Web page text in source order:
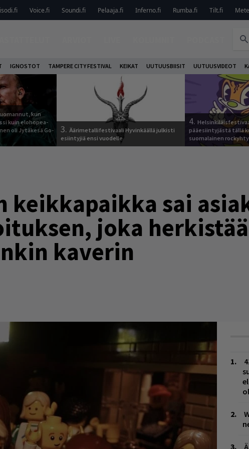
Voice.fi Soundi.fi Pelaaja.fi Inferno.fi Rumba.fi Tilt.fi
IGNOSTOT TAMPERE CITY FESTIVAL KEIKAT UUTUUSBIISIT UUTUUSVIDEOT
kun
kuin elohopea-
oli Jytäkesä Go-
3. Äärimetallifestivaali Hyvinkäällä julkisti
esiintyjiä ensi vuodelle
4.
pääesiintyjästä tällä
suomalainen
keikkapaikka sai
joka herkistää
kaverin